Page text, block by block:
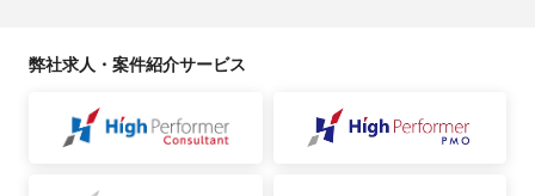
弊社求人・案件紹介サービス